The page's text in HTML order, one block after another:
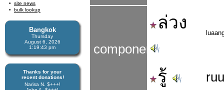
site news
bulk lookup
Bangkok
Thursday
August 6, 2026
1:19:43 pm
Thanks for your
recent donations!
Narisa N. $+++!
components
ล่วง
รู้ ruu